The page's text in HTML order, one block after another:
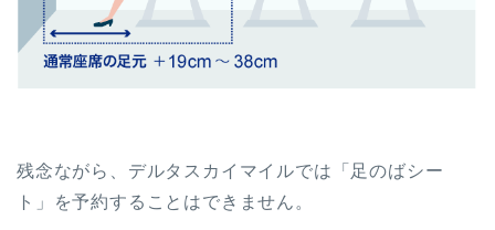
残念ながら、デルタスカイマイルでは「足のばシー
ト」を予約することはできません。